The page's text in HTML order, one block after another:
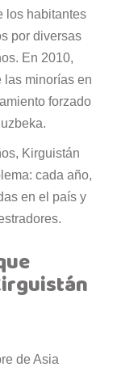
los habitantes
por diversas
En 2010,
las minorías en
forzado
Kirguistán
cada año,
en el país y
de Asia